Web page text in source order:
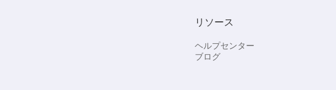
イルデータ」でBC eSIMを選択してくださ
リソース
ヘルプセンター
ブログ